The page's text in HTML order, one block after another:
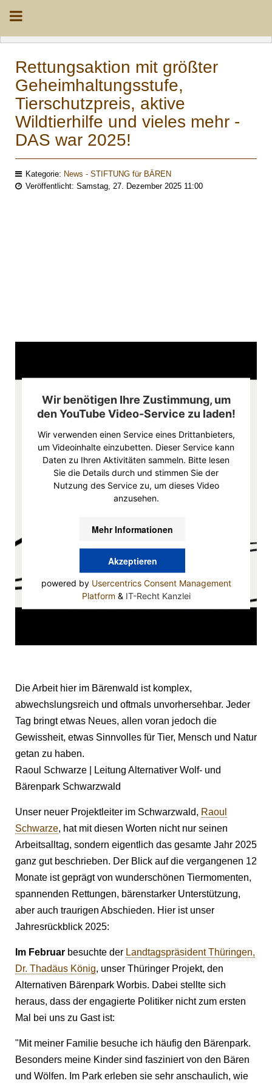
Rettungsaktion mit größter
Geheimhaltungsstufe,
Tierschutzpreis, aktive
Wildtierhilfe und vieles mehr -
DAS war 2025!
Kategorie: News - STIFTUNG für BÄREN
Veröffentlicht: Samstag, 27. Dezember 2025 11:00
Wir benötigen Ihre Zustimmung, um
den YouTube Video-Service zu laden!
Wir verwenden einen Service eines Drittanbieters,
um Videoinhalte einzubetten. Dieser Service kann
Daten zu Ihren Aktivitäten sammeln. Bitte lesen
Sie die Details durch und stimmen Sie der
Nutzung des Service zu, um dieses Video
anzusehen.
Mehr Informationen
Akzeptieren
powered by Usercentrics Consent Management
Platform & IT-Recht Kanzlei
Die Arbeit hier im Bärenwald ist komplex,
abwechslungsreich und oftmals unvorhersehbar. Jeder
Tag bringt etwas Neues, allen voran jedoch die
Gewissheit, etwas Sinnvolles für Tier, Mensch und Natur
getan zu haben.
Raoul Schwarze | Leitung Alternativer Wolf- und
Bärenpark Schwarzwald
Unser neuer Projektleiter im Schwarzwald, Raoul
Schwarze, hat mit diesen Worten nicht nur seinen
Arbeitsalltag, sondern eigentlich das gesamte Jahr 2025
ganz gut beschrieben. Der Blick auf die vergangenen 12
Monate ist geprägt von wunderschönen Tiermomenten,
spannenden Rettungen, bärenstarker Unterstützung,
aber auch traurigen Abschieden. Hier ist unser
Jahresrückblick 2025:
Im Februar besuchte der Landtagspräsident Thüringen,
Dr. Thadäus König, unser Thüringer Projekt, den
Alternativen Bärenpark Worbis. Dabei stellte sich
heraus, dass der engagierte Politiker nicht zum ersten
Mal bei uns zu Gast ist:
"Mit meiner Familie besuche ich häufig den Bärenpark.
Besonders meine Kinder sind fasziniert von den Bären
und Wölfen. Im Park erleben sie sehr anschaulich, wie